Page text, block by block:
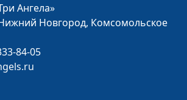
здоровья нации»
Ангела»
Новгород, Комсомольское
84-05